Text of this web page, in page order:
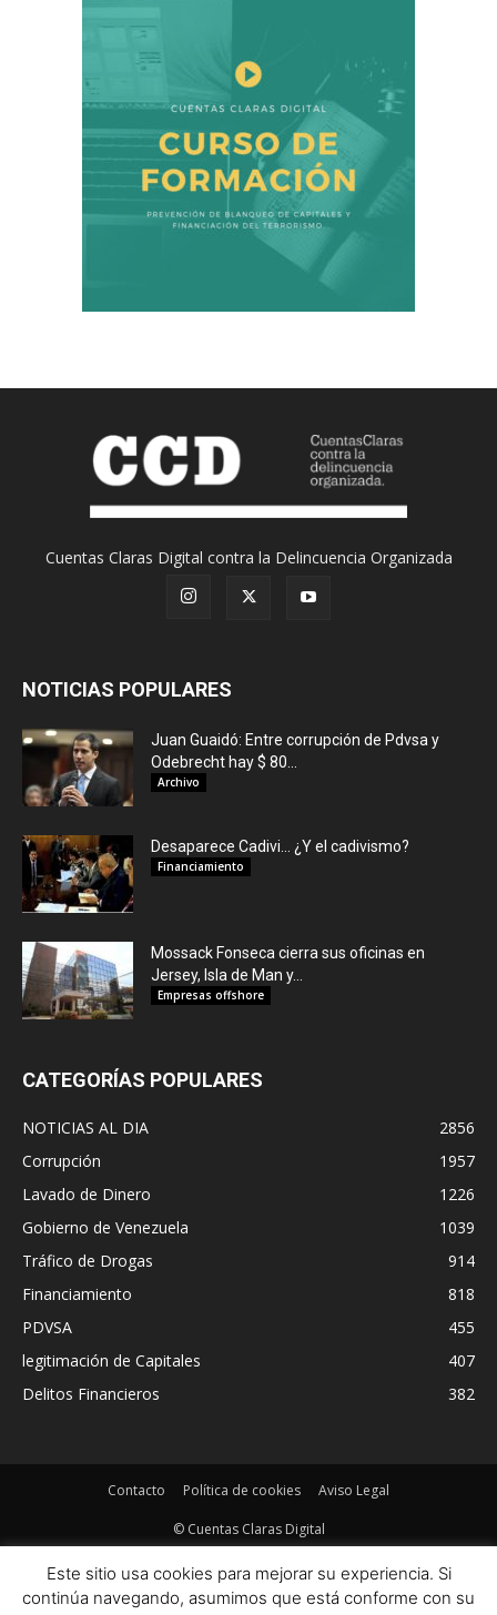
Cuentas Claras Digital contra la Delincuencia Organizada
NOTICIAS POPULARES
Juan Guaidó: Entre corrupción de Pdvsa y
Odebrecht hay $ 80...
Archivo
Desaparece Cadivi… ¿Y el cadivismo?
Financiamiento
Mossack Fonseca cierra sus oficinas en
Jersey, Isla de Man y...
Empresas offshore
CATEGORÍAS POPULARES
NOTICIAS AL DIA
2856
Corrupción
1957
Lavado de Dinero
1226
Gobierno de Venezuela
1039
Tráfico de Drogas
914
Financiamiento
818
PDVSA
455
legitimación de Capitales
407
Delitos Financieros
382
Contacto Política de cookies Aviso Legal
© Cuentas Claras Digital
Este sitio usa cookies para mejorar su experiencia. Si
continúa navegando, asumimos que está conforme con su